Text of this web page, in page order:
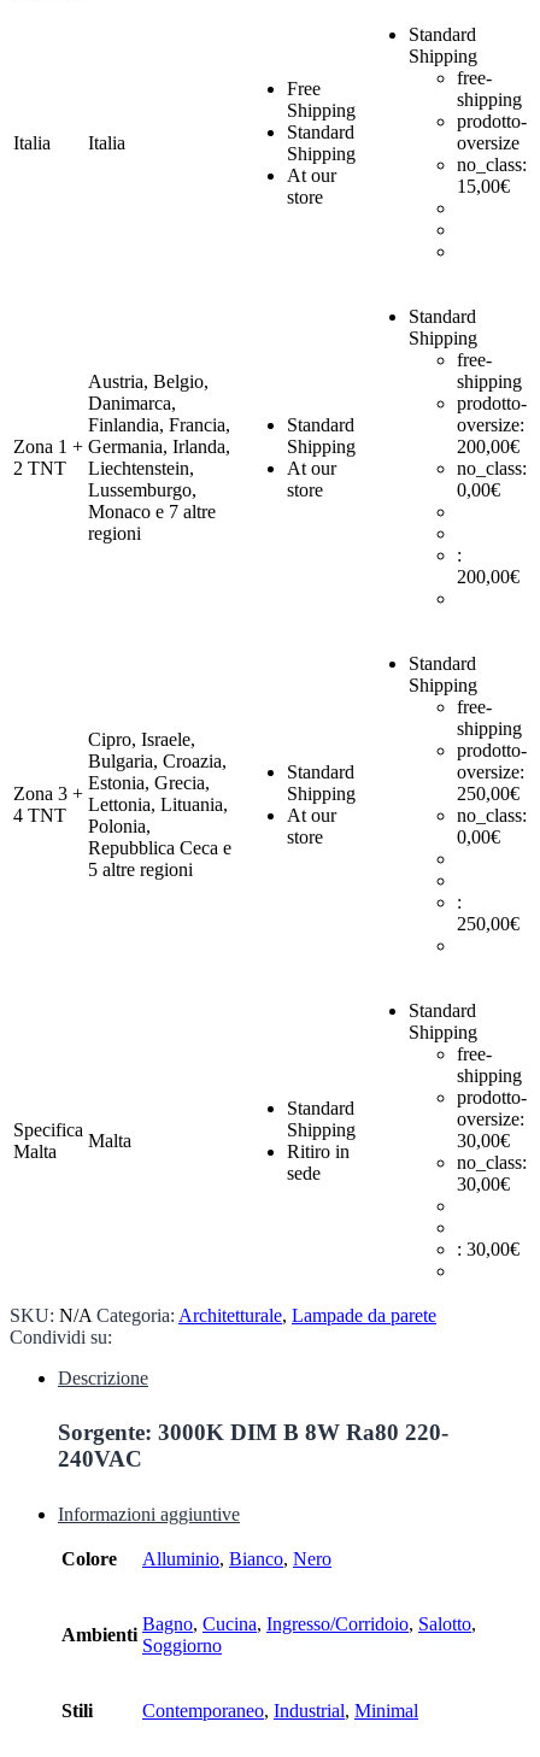
Italia Italia
Free
Shipping
Standard
Shipping
At our
store
Standard
Shipping
free-
shipping
prodotto-
oversize
no_class:
15,00€
Zona 1 +
2 TNT
Austria, Belgio,
Danimarca,
Finlandia, Francia,
Germania, Irlanda,
Liechtenstein,
Lussemburgo,
Monaco e 7 altre
regioni
Standard
Shipping
At our
store
Standard
Shipping
free-
shipping
prodotto-
oversize:
200,00€
no_class:
0,00€
:
200,00€
Zona 3 +
4 TNT
Cipro, Israele,
Bulgaria, Croazia,
Estonia, Grecia,
Lettonia, Lituania,
Polonia,
Repubblica Ceca e
5 altre regioni
Standard
Shipping
At our
store
Standard
Shipping
free-
shipping
prodotto-
oversize:
250,00€
no_class:
0,00€
:
250,00€
Specifica
Malta
Malta
Standard
Shipping
Ritiro in
sede
Standard
Shipping
free-
shipping
prodotto-
oversize:
30,00€
no_class:
30,00€
: 30,00€
SKU: N/A Categoria: Architetturale, Lampade da parete
Condividi su:
Descrizione
Sorgente: 3000K DIM B 8W Ra80 220-
240VAC
Informazioni aggiuntive
Colore Alluminio, Bianco, Nero
Ambienti
Bagno, Cucina, Ingresso/Corridoio, Salotto,
Soggiorno
Stili Contemporaneo, Industrial, Minimal